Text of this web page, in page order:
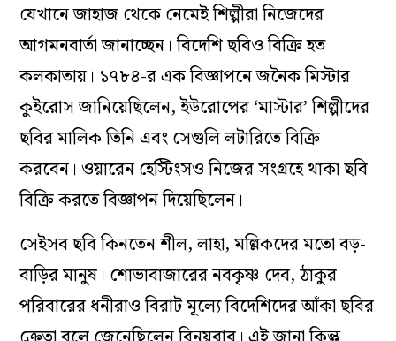
যেখানে জাহাজ থেকে নেমেই শিল্পীরা নিজেদের
আগমনবার্তা জানাচ্ছেন। বিদেশি ছবিও বিক্রি হত
কলকাতায়। ১৭৮৪-র এক বিজ্ঞাপনে জনৈক মিস্টার
কুইরোস জানিয়েছিলেন, ইউরোপের ‘মাস্টার’ শিল্পীদের
ছবির মালিক তিনি এবং সেগুলি লটারিতে বিক্রি
করবেন। ওয়ারেন হেস্টিংসও নিজের সংগ্রহে থাকা ছবি
বিক্রি করতে বিজ্ঞাপন দিয়েছিলেন।
সেইসব ছবি কিনতেন শীল, লাহা, মল্লিকদের মতো বড়-
বাড়ির মানুষ। শোভাবাজারের নবকৃষ্ণ দেব, ঠাকুর
পরিবারের ধনীরাও বিরাট মূল্যে বিদেশিদের আঁকা ছবির